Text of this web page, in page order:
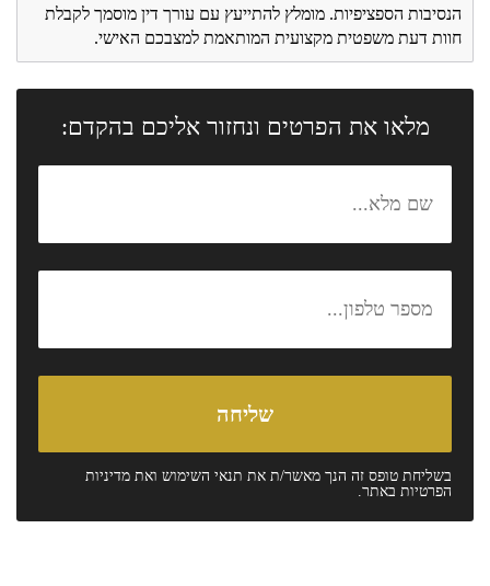
הנסיבות הספציפיות. מומלץ להתייעץ עם עורך דין מוסמך לקבלת
חוות דעת משפטית מקצועית המותאמת למצבכם האישי.
מלאו את הפרטים ונחזור אליכם בהקדם:
בשליחת טופס זה הנך מאשר/ת את תנאי השימוש ואת מדיניות
הפרטיות באתר.